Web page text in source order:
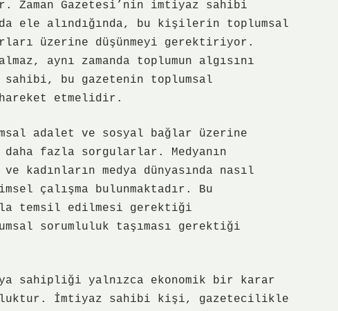
Zaman Gazetesi’nin imtiyaz sahibi
ele alındığında, bu kişilerin toplumsal
üzerine düşünmeyi gerektiriyor.
aynı zamanda toplumun algısını
bu gazetenin toplumsal
hareket etmelidir.
adalet ve sosyal bağlar üzerine
daha fazla sorgularlar. Medyanın
medya dünyasında nasıl
çalışma bulunmaktadır. Bu
temsil edilmesi gerektiği
sorumluluk taşıması gerektiği
sahipliği yalnızca ekonomik bir karar
İmtiyaz sahibi kişi, gazetecilikle